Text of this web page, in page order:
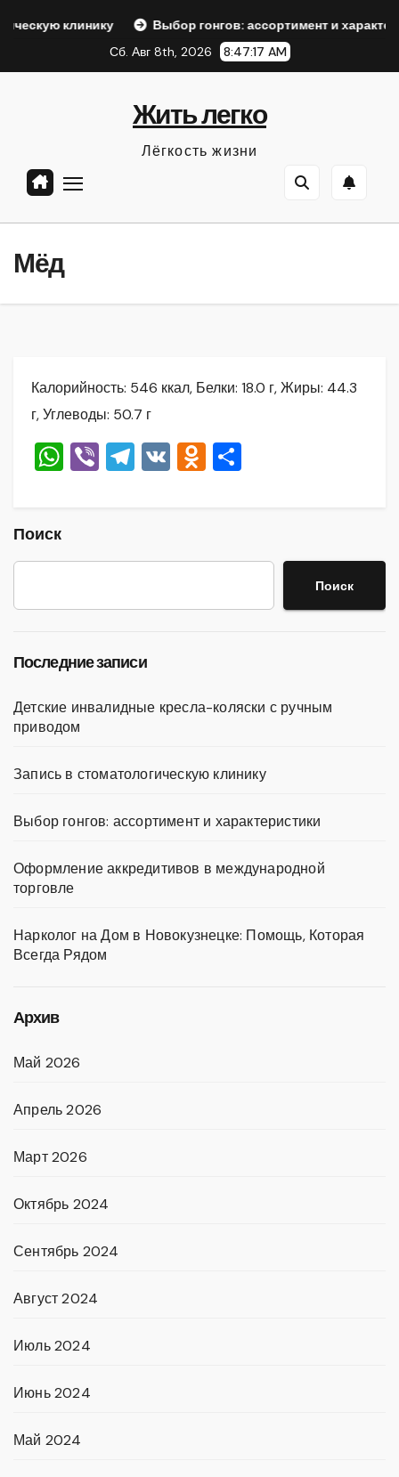
Выбор гонгов: ассортимент и характеристики
Сб. Авг 8th, 2026
8:47:18 AM
Жить легко
Лёгкость жизни
Мёд
Калорийность: 546 ккал, Белки: 18.0 г, Жиры: 44.3
г, Углеводы: 50.7 г
W
A
p
Vi T
a
m
V O
kl
a
в
и
Поиск
Поиск
Последние записи
Детские инвалидные кресла-коляски с ручным
приводом
Запись в стоматологическую клинику
Выбор гонгов: ассортимент и характеристики
Оформление аккредитивов в международной
торговле
Нарколог на Дом в Новокузнецке: Помощь, Которая
Всегда Рядом
Архив
Май 2026
Апрель 2026
Март 2026
Октябрь 2024
Сентябрь 2024
Август 2024
Июль 2024
Июнь 2024
Май 2024